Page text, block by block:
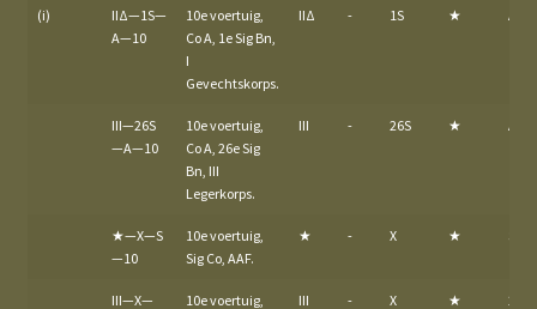
(i)
IIΔ—1S—
A—10
10e voertuig,
Co A, 1e Sig Bn,
I
Gevechtskorps.
IIΔ - 1S ★ A
III—26S
—A—10
10e voertuig,
Co A, 26e Sig
Bn, III
Legerkorps.
III - 26S ★ A
★—X—S
—10
10e voertuig,
Sig Co, AAF.
★ - X ★ S
III—X—
10e voertuig,
III - X ★ 280S